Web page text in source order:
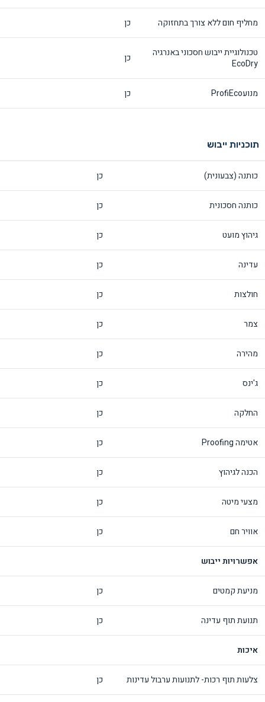
מחליף חום ללא צורך בתחזוקה כן
טכנולוגיית ייבוש חסכוני באנרגיה
EcoDry
כן
מנועProfiEco כן
תוכניות ייבוש
כותנה (צבעונית) כן
כותנה חסכונית כן
גיהוץ מועט כן
עדינה כן
חולצות כן
צמר כן
מהירה כן
ג'ינס כן
החלקה כן
אטימה Proofing כן
הכנה לגיהוץ כן
מצעי מיטה כן
אוויר חם כן
אפשרויות ייבוש
מניעת קמטים כן
תנועת תוף עדינה כן
איכות
צלעות תוף רכות- לתנועות ערבול עדינות כן